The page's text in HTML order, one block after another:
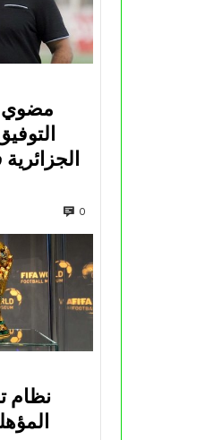
مضوي
0
نظام